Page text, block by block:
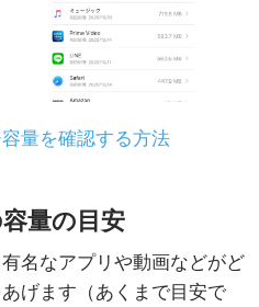
量を確認する方法
量の目安
名なアプリや動画などがど
げます（あくまで目安で